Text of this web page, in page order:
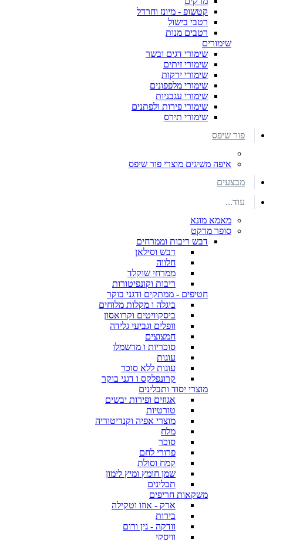
קטשופ - מיונז וחרדל
רטבי בישול
רטבים מנות
שימורים
שימורי דגים ובשר
שימורי זיתים
שימורי ירקות
שימורי מלפפונים
שימורי עגבניות
שימורי פירות ולפתנים
שימורי תירס
פור שיפס
איפה משיגים מוצרי פור שיפס
מבצעים
עוד...
מאמא מונא
סופר מרקט
דבש ריבות וממרחים
דבש וסילאן
חלווה
ממרחי שוקלד
ריבות וקונפיטורות
חטיפים - ממתקים ודגני בוקר
ביגלה ו מקלות מלוחים
ביסקוויטים וקרואסון
וופלים וגביעי גלידה
חמצוצים
סוכריות ו מרשמלו
עוגות
עוגות ללא סוכר
קרונפלקס ו דגני בוקר
מוצרי יסוד ותבלינים
אגוזים ופירות יבשים
טורטיות
מוצרי אפיה וקנדיטוריה
מלח
סוכר
פרורי לחם
קמח וסולת
שמן חומץ ומיץ לימון
תבלינים
משקאות חריפים
ארק - אוזו וטקילה
בירות
וודקה - גין ורום
וויסקי